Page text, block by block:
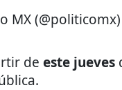
MX (@politicomx)
de este jueves